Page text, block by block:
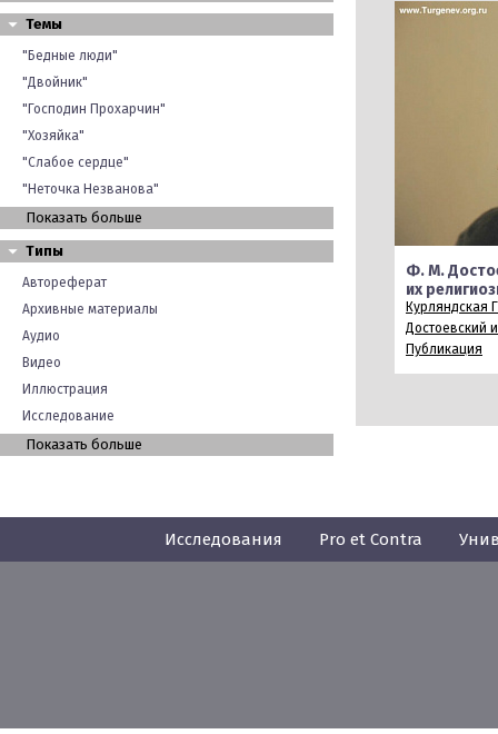
Темы
"Бедные люди"
"Двойник"
"Господин Прохарчин"
"Хозяйка"
"Слабое сердце"
"Неточка Незванова"
Показать больше
Типы
Автореферат
Архивные материалы
Аудио
Видео
Иллюстрация
Исследование
Показать больше
Ф. М.
их
Курляндская
Достоевский
Публикация
Исследования Pro et Contra